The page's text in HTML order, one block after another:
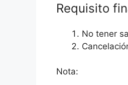
Requisito
No tener
Nota: